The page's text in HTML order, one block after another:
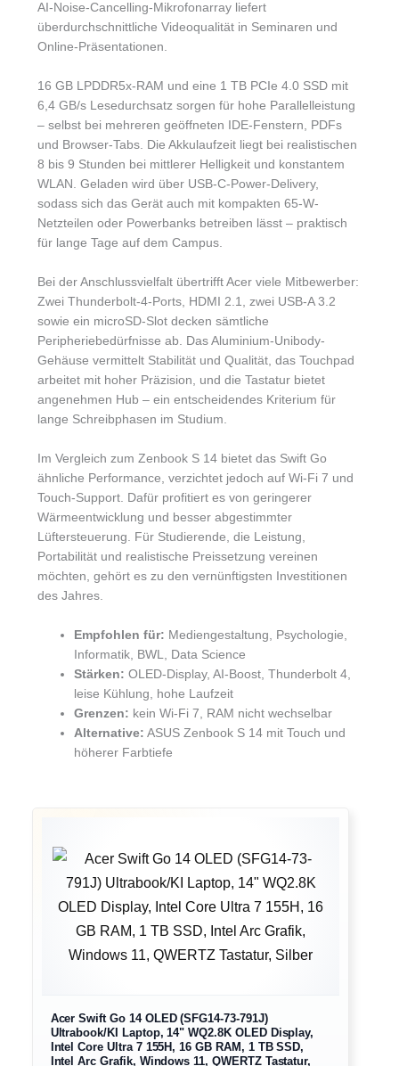
AI-Noise-Cancelling-Mikrofonarray liefert
überdurchschnittliche Videoqualität in Seminaren und
Online-Präsentationen.
16 GB LPDDR5x-RAM und eine 1 TB PCIe 4.0 SSD mit
6,4 GB/s Lesedurchsatz sorgen für hohe Parallelleistung
– selbst bei mehreren geöffneten IDE-Fenstern, PDFs
und Browser-Tabs. Die Akkulaufzeit liegt bei realistischen
8 bis 9 Stunden bei mittlerer Helligkeit und konstantem
WLAN. Geladen wird über USB-C-Power-Delivery,
sodass sich das Gerät auch mit kompakten 65-W-
Netzteilen oder Powerbanks betreiben lässt – praktisch
für lange Tage auf dem Campus.
Bei der Anschlussvielfalt übertrifft Acer viele Mitbewerber:
Zwei Thunderbolt-4-Ports, HDMI 2.1, zwei USB-A 3.2
sowie ein microSD-Slot decken sämtliche
Peripheriebedürfnisse ab. Das Aluminium-Unibody-
Gehäuse vermittelt Stabilität und Qualität, das Touchpad
arbeitet mit hoher Präzision, und die Tastatur bietet
angenehmen Hub – ein entscheidendes Kriterium für
lange Schreibphasen im Studium.
Im Vergleich zum Zenbook S 14 bietet das Swift Go
ähnliche Performance, verzichtet jedoch auf Wi-Fi 7 und
Touch-Support. Dafür profitiert es von geringerer
Wärmeentwicklung und besser abgestimmter
Lüftersteuerung. Für Studierende, die Leistung,
Portabilität und realistische Preissetzung vereinen
möchten, gehört es zu den vernünftigsten Investitionen
des Jahres.
Empfohlen für: Mediengestaltung, Psychologie,
Informatik, BWL, Data Science
Stärken: OLED-Display, AI-Boost, Thunderbolt 4,
leise Kühlung, hohe Laufzeit
Grenzen: kein Wi-Fi 7, RAM nicht wechselbar
Alternative: ASUS Zenbook S 14 mit Touch und
höherer Farbtiefe
Acer Swift Go 14 OLED (SFG14-73-791J)
Ultrabook/KI Laptop, 14" WQ2.8K OLED Display,
Intel Core Ultra 7 155H, 16 GB RAM, 1 TB SSD,
Intel Arc Grafik, Windows 11, QWERTZ Tastatur,